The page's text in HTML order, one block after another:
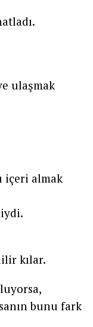
ulaşmak
içeri almak
kılar.
bunu fark